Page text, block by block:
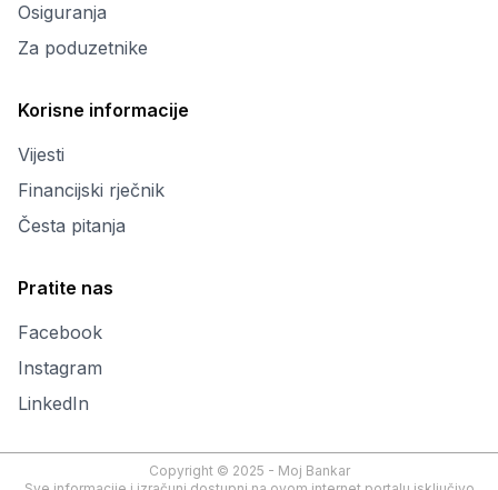
Osiguranja
Za poduzetnike
Korisne informacije
Vijesti
Financijski rječnik
Česta pitanja
Pratite nas
Facebook
Instagram
LinkedIn
Copyright © 2025 - Moj Bankar